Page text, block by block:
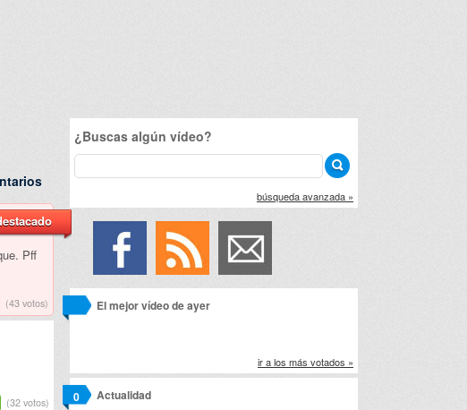
Pff
(43 votos)
(32 votos)
¿Buscas algún vídeo?
búsqueda avanzada »
El mejor vídeo de ayer
ir a los más votados »
Actualidad
0